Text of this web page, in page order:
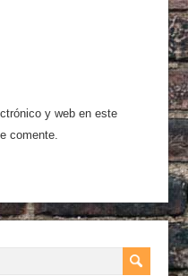
y web en este
comente.